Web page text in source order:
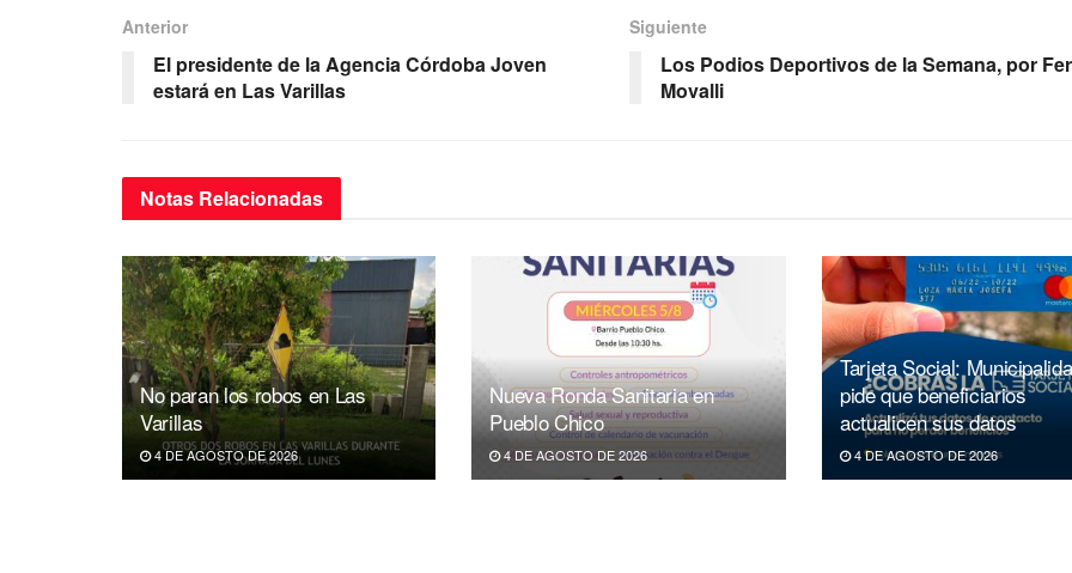
b
o
o
p
p
m
Anterior
El presidente de la Agencia Córdoba Joven
estará en Las Varillas
Siguiente
Los Podios Deportivos de la Semana, por
Movalli
Notas Relacionadas
No paran los robos en Las
Varillas
4 DE AGOSTO DE 2026
Nueva Ronda Sanitaria en
Pueblo Chico
4 DE AGOSTO DE 2026
Tarjeta Social:
pide que beneficiarios
actualicen sus datos
4 DE AGOSTO DE 2026